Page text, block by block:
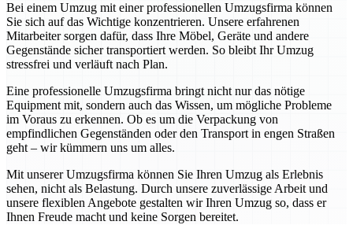
Bei einem Umzug mit einer professionellen Umzugsfirma können
Sie sich auf das Wichtige konzentrieren. Unsere erfahrenen
Mitarbeiter sorgen dafür, dass Ihre Möbel, Geräte und andere
Gegenstände sicher transportiert werden. So bleibt Ihr Umzug
stressfrei und verläuft nach Plan.
Eine professionelle Umzugsfirma bringt nicht nur das nötige
Equipment mit, sondern auch das Wissen, um mögliche Probleme
im Voraus zu erkennen. Ob es um die Verpackung von
empfindlichen Gegenständen oder den Transport in engen Straßen
geht – wir kümmern uns um alles.
Mit unserer Umzugsfirma können Sie Ihren Umzug als Erlebnis
sehen, nicht als Belastung. Durch unsere zuverlässige Arbeit und
unsere flexiblen Angebote gestalten wir Ihren Umzug so, dass er
Ihnen Freude macht und keine Sorgen bereitet.